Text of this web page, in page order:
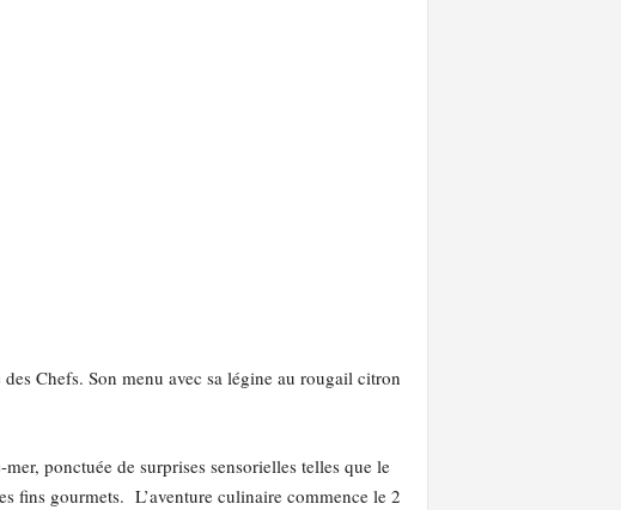
Chefs. Son menu avec sa légine au rougail citron
ponctuée de surprises sensorielles telles que le
fins gourmets. L’aventure culinaire commence le 2